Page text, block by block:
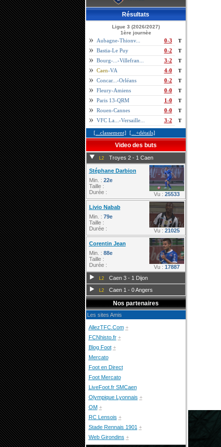
Résultats
Ligue 3 (2026/2027)
1ère journèe
Aubagne-Thionv... 0-3 T
Bastia-Le Puy 0-2 T
Bourg-...-Villefran... 3-2 T
Caen-VA 4-0 T
Concar...-Orléans 0-2 T
Fleury-Amiens 0-0 T
Paris 13-QRM 1-0 T
Rouen-Cannes 0-0 T
VFC La...-Versaille... 3-2 T
[...classement] [...+détails]
Video des buts
L2 Troyes 2 - 1 Caen
Stéphane Darbion
Min. : 22e
Taille :
Durée :
Vu : 25533
Livio Nabab
Min. : 79e
Taille :
Durée :
Vu : 21025
Corentin Jean
Min. : 88e
Taille :
Durée :
Vu : 17887
L2 Caen 3 - 1 Dijon
L2 Caen 1 - 0 Angers
Nos partenaires
Les sites Amis
AllezTFC.Com +
FCNhisto.fr +
Blog Foot +
Mercato
Foot en Direct
Foot Mercato
LiveFoot.fr SMCaen
Olympique Lyonnais +
OM +
RC Lensois +
Stade Rennais 1901 +
Web Girondins +